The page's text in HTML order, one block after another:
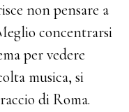
non pensare a
concentrarsi
per vedere
musica, si
di Roma.